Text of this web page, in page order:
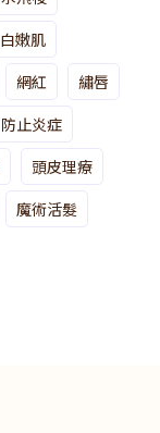
白嫩肌
網紅
繡唇
防止炎症
頭皮理療
魔術活髮